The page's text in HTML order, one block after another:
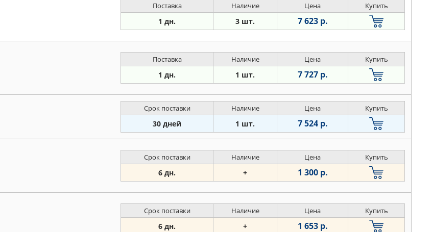
Поставка Наличие Цена Купить
1 дн. 3 шт. 7 623 р.
Поставка Наличие Цена Купить
1 дн. 1 шт. 7 727 р.
Срок поставки Наличие Цена Купить
30 дней 1 шт. 7 524 р.
Срок поставки Наличие Цена Купить
6 дн. + 1 300 р.
Срок поставки Наличие Цена Купить
6 дн. + 1 653 р.